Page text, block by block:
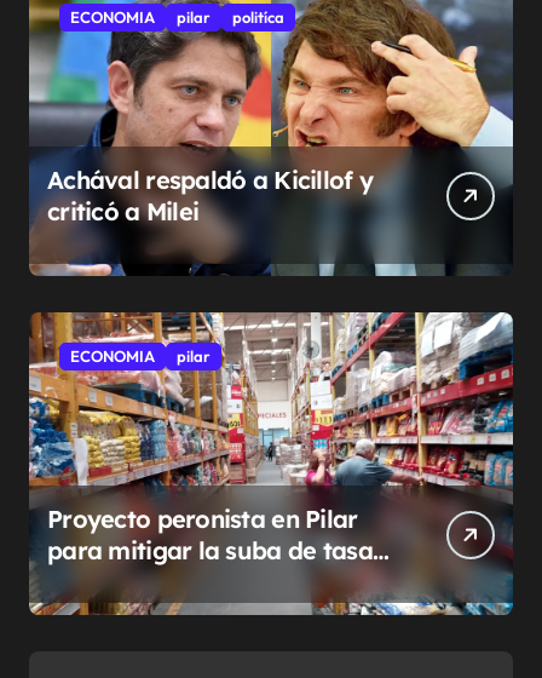
ECONOMIA pilar politíca
Achával respaldó a Kicillof y
criticó a Milei
ECONOMIA pilar
Proyecto peronista en Pilar
para mitigar la suba de tasas
municipales